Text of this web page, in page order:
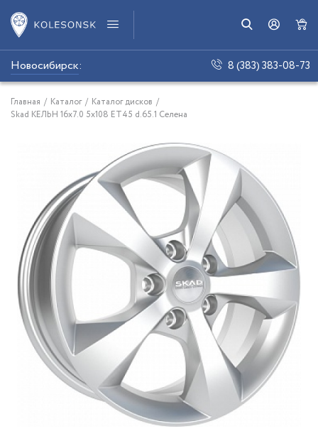
Новосибирск: 8 (383) 383-08-73
Главная / Каталог / Каталог дисков /
Skad КЕЛЬН 16x7.0 5x108 ET45 d.65.1 Селена